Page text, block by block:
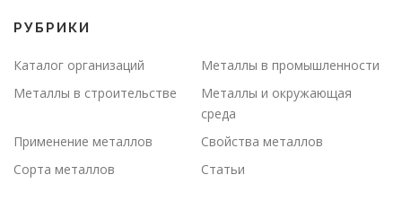
РУБРИКИ
Каталог организаций
Металлы в промышленности
Металлы в строительстве
Металлы и окружающая
среда
Применение металлов
Свойства металлов
Сорта металлов
Статьи